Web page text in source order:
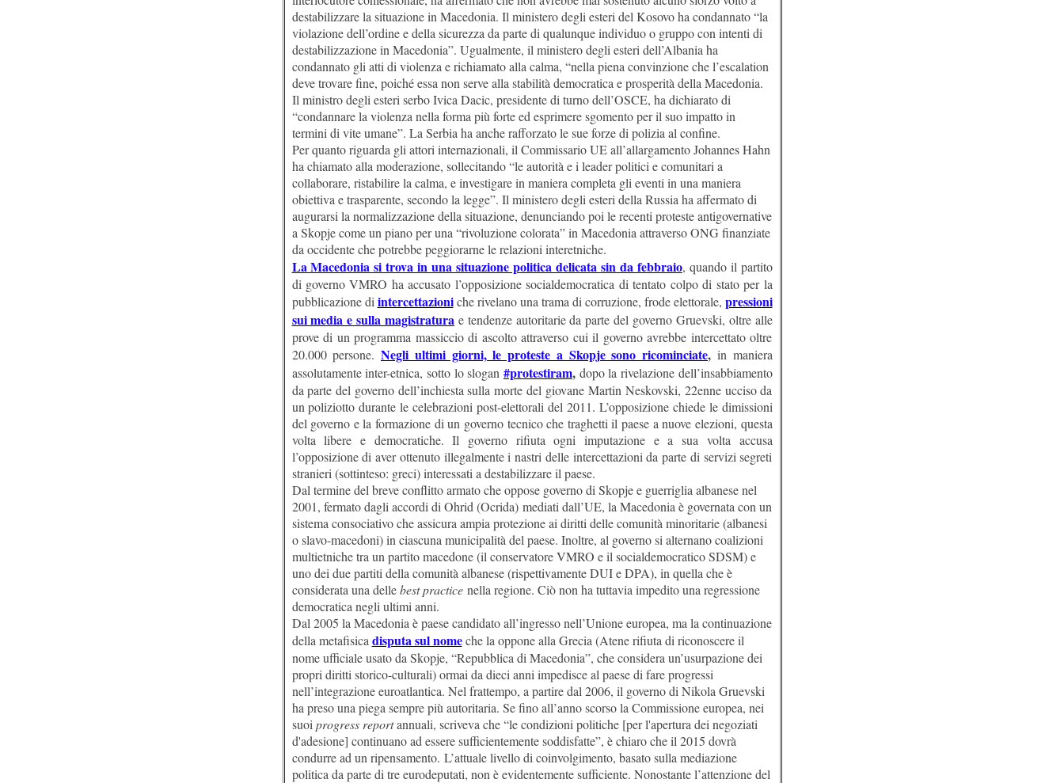
destabilizzare la situazione in Macedonia. Il ministero degli esteri del Kosovo ha condannato “la
violazione dell’ordine e della sicurezza da parte di qualunque individuo o gruppo con intenti di
destabilizzazione in Macedonia”. Ugualmente, il ministero degli esteri dell’Albania ha
condannato gli atti di violenza e richiamato alla calma, “nella piena convinzione che l’escalation
deve trovare fine, poiché essa non serve alla stabilità democratica e prosperità della Macedonia.
Il ministro degli esteri serbo Ivica Dacic, presidente di turno dell’OSCE, ha dichiarato di
“condannare la violenza nella forma più forte ed esprimere sgomento per il suo impatto in
termini di vite umane”. La Serbia ha anche rafforzato le sue forze di polizia al confine.
Per quanto riguarda gli attori internazionali, il Commissario UE all’allargamento Johannes Hahn
ha chiamato alla moderazione, sollecitando “le autorità e i leader politici e comunitari a
collaborare, ristabilire la calma, e investigare in maniera completa gli eventi in una maniera
obiettiva e trasparente, secondo la legge”. Il ministero degli esteri della Russia ha affermato di
augurarsi la normalizzazione della situazione, denunciando poi le recenti proteste antigovernative
a Skopje come un piano per una “rivoluzione colorata” in Macedonia attraverso ONG finanziate
da occidente che potrebbe peggiorarne le relazioni interetniche.
La Macedonia si trova in una situazione politica delicata sin da febbraio, quando il partito
di governo VMRO ha accusato l’opposizione socialdemocratica di tentato colpo di stato per la
pubblicazione di intercettazioniche rivelano una trama di corruzione, frode elettorale, pressioni
sui media e sulla magistratura e tendenze autoritarie da parte del governo Gruevski, oltre alle
prove di un programma massiccio di ascolto attraverso cui il governo avrebbe intercettato oltre
20.000 persone. Negli ultimi giorni, le proteste a Skopje sono ricominciate, in maniera
assolutamente inter-etnica, sotto lo slogan #protestiram,dopo la rivelazione dell’insabbiamento
da parte del governo dell’inchiesta sulla morte del giovane Martin Neskovski, 22enne ucciso da
un poliziotto durante le celebrazioni post-elettorali del 2011. L’opposizione chiede le dimissioni
del governo e la formazione di un governo tecnico che traghetti il paese a nuove elezioni, questa
volta libere e democratiche. Il governo rifiuta ogni imputazione e a sua volta accusa
l’opposizione di aver ottenuto illegalmente i nastri delle intercettazioni da parte di servizi segreti
stranieri (sottinteso: greci) interessati a destabilizzare il paese.
Dal termine del breve conflitto armato che oppose governo di Skopje e guerriglia albanese nel
2001, fermato dagli accordi di Ohrid (Ocrida) mediati dall’UE, la Macedonia è governata con un
sistema consociativo che assicura ampia protezione ai diritti delle comunità minoritarie (albanesi
o slavo-macedoni) in ciascuna municipalità del paese. Inoltre, al governo si alternano coalizioni
multietniche tra un partito macedone (il conservatore VMRO e il socialdemocratico SDSM) e
uno dei due partiti della comunità albanese (rispettivamente DUI e DPA), in quella che è
considerata una dellebest practicenella regione. Ciò non ha tuttavia impedito una regressione
democratica negli ultimi anni.
Dal 2005 la Macedonia è paese candidato all’ingresso nell’Unione europea, ma la continuazione
della metafisica disputa sul nomeche la oppone alla Grecia (Atene rifiuta di riconoscere il
nome ufficiale usato da Skopje, “Repubblica di Macedonia”, che considera un’usurpazione dei
propri diritti storico-culturali) ormai da dieci anni impedisce al paese di fare progressi
nell’integrazione euroatlantica. Nel frattempo, a partire dal 2006, il governo di Nikola Gruevski
ha preso una piega sempre più autoritaria. Se fino all’anno scorso la Commissione europea, nei
suoi progress reportannuali, scriveva che “le condizioni politiche [per l'apertura dei negoziati
d'adesione] continuano ad essere sufficientemente soddisfatte”, è chiaro che il 2015 dovrà
condurre ad un ripensamento. L’attuale livello di coinvolgimento, basato sulla mediazione
politica da parte di tre eurodeputati, non è evidentemente sufficiente. Nonostante l’attenzione del